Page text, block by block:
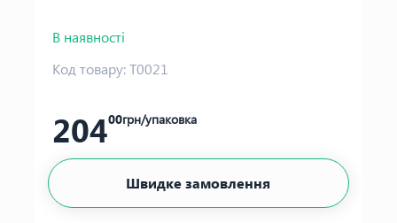
В наявності
Код товару:Т0021
20400грн/упаковка
Швидке замовлення